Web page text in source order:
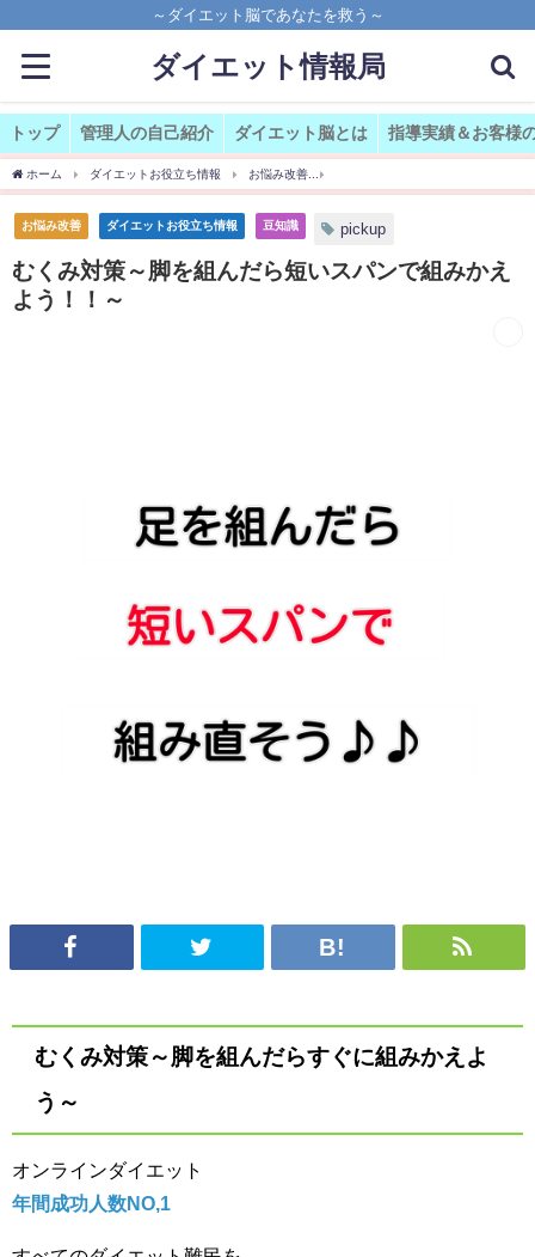
～ダイエット脳であなたを救う～
ダイエット情報局
トップ 管理人の自己紹介 ダイエット脳とは 指導実績＆お客様
ホーム ダイエットお役立ち情報 お悩み改善
お悩み改善 ダイエットお役立ち情報 豆知識 pickup
むくみ対策～脚を組んだら短いスパンで組みかえ
よう！！～
むくみ対策～脚を組んだらすぐに組みかえよ
う～
オンラインダイエット
年間成功人数NO,1